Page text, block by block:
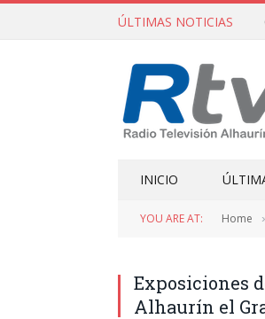
ÚLTIMAS NOTICIAS
INICIO
YOU ARE AT: Home
Exposiciones
Alhaurín el